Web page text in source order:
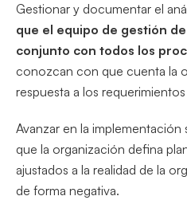
Gestionar y documentar el
que el equipo de gestión
conjunto con todos los
conozcan con que cuenta la
respuesta a los
Avanzar en la
que la organización defina
ajustados a la realidad de la
de forma negativa.